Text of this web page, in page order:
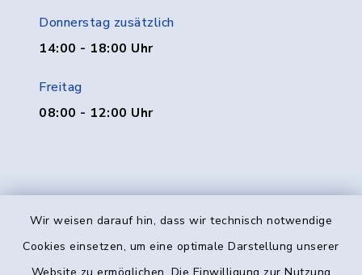
Wir weisen darauf hin, dass wir technisch notwendige
Cookies einsetzen, um eine optimale Darstellung unserer
Donnerstag zusätzlich
14:00 - 18:00 Uhr
Freitag
08:00 - 12:00 Uhr
Kontakt